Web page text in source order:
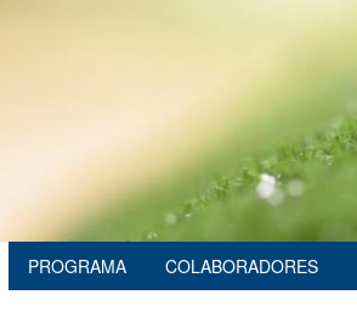
PROGRAMA COLABORADORES